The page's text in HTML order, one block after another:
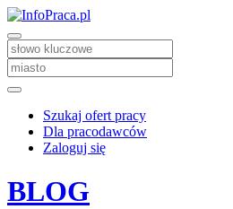
Szukaj ofert pracy
Dla pracodawców
Zaloguj się
BLOG